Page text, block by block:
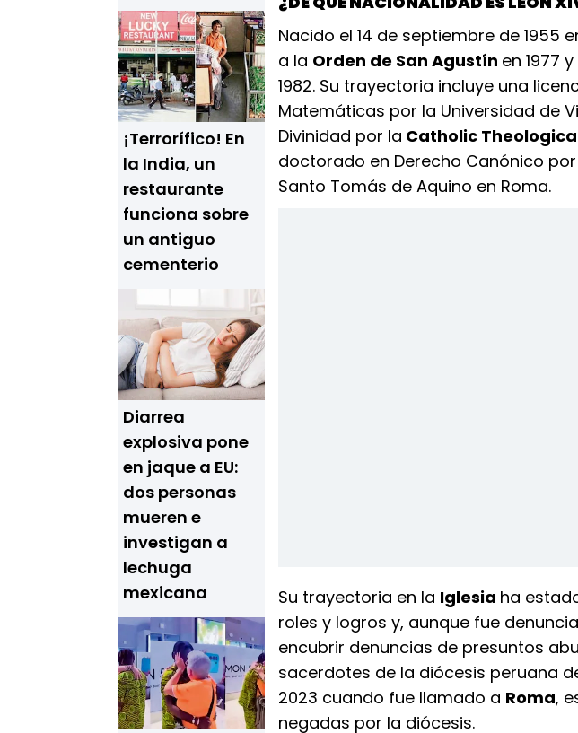
¡Terrorífico! En
la India, un
restaurante
funciona sobre
un antiguo
cementerio
Diarrea
explosiva pone
en jaque a EU:
dos personas
mueren e
investigan a
lechuga
mexicana
Nacido el 14 de septiembre de 1955
a la Orden de San Agustín en 1977
1982. Su trayectoria incluye una
Matemáticas por la Universidad de
Divinidad por la Catholic
doctorado en Derecho Canónico
Santo Tomás de Aquino en Roma.
Su trayectoria en la Iglesia ha
roles y logros y, aunque fue
encubrir denuncias de presuntos
sacerdotes de la diócesis peruana
2023 cuando fue llamado a Roma,
negadas por la diócesis.